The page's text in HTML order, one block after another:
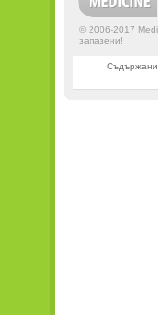
© 2006-2017
запазени!